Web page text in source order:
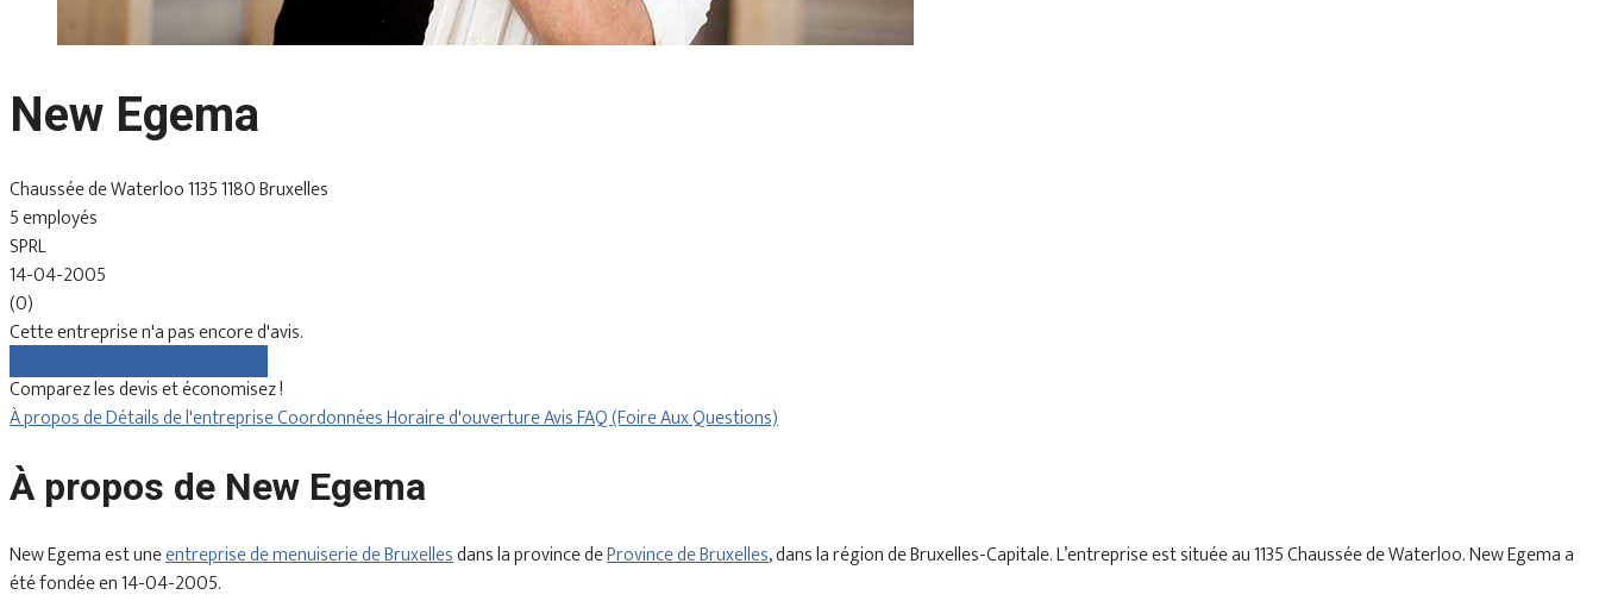
New Egema
Chaussée de Waterloo 1135 1180 Bruxelles
5 employés
SPRL
14-04-2005
(0)
Cette entreprise n'a pas encore d'avis.
Comparez les devis et économisez !
À propos deDétails de l'entrepriseCoordonnéesHoraire d'ouvertureAvisFAQ (Foire Aux Questions)
À propos de New Egema
New Egema est uneentreprise de menuiserie de Bruxellesdans la province deProvince de Bruxelles, dans la région de Bruxelles-Capitale. L’entreprise est située au 1135 Chaussée de Waterloo. New Egema a
été fondée en 14-04-2005.